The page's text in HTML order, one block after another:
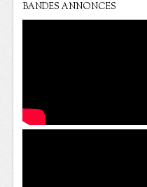
BANDES ANNONCES